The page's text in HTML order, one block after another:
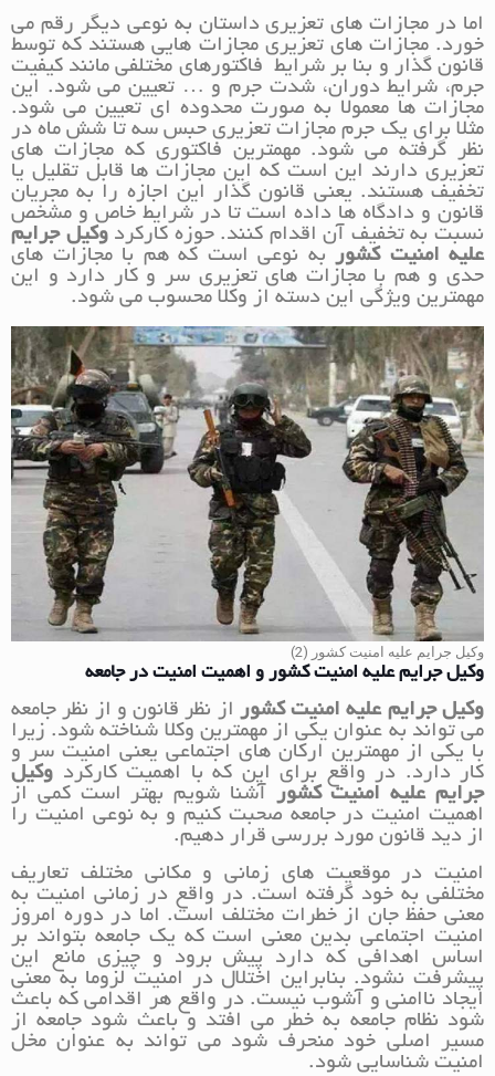
اما در مجازات های تعزیری داستان به نوعی دیگر رقم می
خورد. مجازات های تعزیری مجازات هایی هستند که توسط
قانون گذار و بنا بر شرایط فاکتورهای مختلفی مانند کیفیت
جرم، شرایط دوران، شدت جرم و … تعیین می شود. این
مجازات ها معمولا به صورت محدوده ای تعیین می شود.
مثلا برای یک جرم مجازات تعزیری حبس سه تا شش ماه در
نظر گرفته می شود. مهمترین فاکتوری که مجازات های
تعزیری دارند این است که این مجازات ها قابل تقلیل یا
تخفیف هستند. یعنی قانون گذار این اجازه را به مجریان
قانون و دادگاه ها داده است تا در شرایط خاص و مشخص
نسبت به تخفیف آن اقدام کنند. حوزه کارکردوکیل جرایم
علیه امنیت کشور به نوعی است که هم با مجازات های
حدی و هم با مجازات های تعزیری سر و کار دارد و این
مهمترین ویژگی این دسته از وکلا محسوب می شود.
وکیل جرایم علیه امنیت کشور (2)
وکیل جرایم علیه امنیت کشور و اهمیت امنیت در جامعه
وکیل جرایم علیه امنیت کشور از نظر قانون و از نظر جامعه
می تواند به عنوان یکی از مهمترین وکلا شناخته شود. زیرا
با یکی از مهمترین ارکان های اجتماعی یعنی امنیت سر و
کار دارد. در واقع برای این که با اهمیت کارکرد وکیل
جرایم علیه امنیت کشور
آشنا شویم بهتر است کمی از
اهمیت امنیت در جامعه صحبت کنیم و به نوعی امنیت را
از دید قانون مورد بررسی قرار دهیم.
امنیت در موقعیت های زمانی و مکانی مختلف تعاریف
مختلفی به خود گرفته است. در واقع در زمانی امنیت به
معنی حفظ جان از خطرات مختلف است. اما در دوره امروز
امنیت اجتماعی بدین معنی است که یک جامعه بتواند بر
اساس اهدافی که دارد پیش برود و چیزی مانع این
پیشرفت نشود. بنابراین اختلال در امنیت لزوما به معنی
ایجاد ناامنی و آشوب نیست. در واقع هر اقدامی که باعث
شود نظام جامعه به خطر می افتد و باعث شود جامعه از
مسیر اصلی خود منحرف شود می تواند به عنوان مخل
امنیت شناسایی شود.